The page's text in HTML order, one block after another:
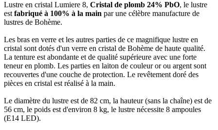
Lustre en cristal Lumiere 8, Cristal de plomb 24% PbO, le lustre
est fabriqué à 100% à la main par une célèbre manufacture de
lustres de Bohème.
Les bras en verre et les autres parties de ce magnifique lustre en
cristal sont dotés d'un verre en cristal de Bohème de haute qualité.
La tenture est abondante et de qualité supérieure avec une forte
teneur en plomb. Les parties en laiton de couleur or ou argent sont
recouvertes d'une couche de protection. Le revêtement doré des
pièces en cristal est réalisé à la main.
Le diamètre du lustre est de 82 cm, la hauteur (sans la chaîne) est de
56 cm, le poids est d'environ 8 kg, le lustre nécessite 8 ampoules
(E14 LED).